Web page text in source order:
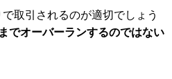
取引されるのが適切でしょう
でオーバーランするのではない